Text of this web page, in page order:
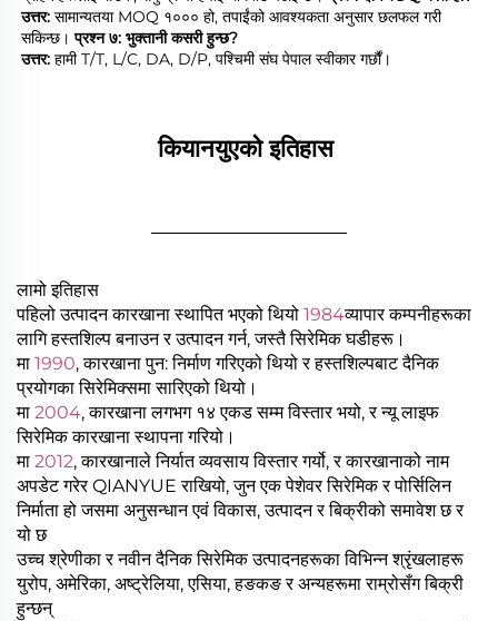
उत्तर: सामान्यतया MOQ १००० हो, तपाईंको आवश्यकता अनुसार छलफल गरी
सकिन्छ। प्रश्न ७: भुक्तानी कसरी हुन्छ?
उत्तर: हामी T/T, L/C, DA, D/P, पश्चिमी संघ पेपाल स्वीकार गर्छौं।
कियानयुएको इतिहास
लामो इतिहास
पहिलो उत्पादन कारखाना स्थापित भएको थियो 1984व्यापार कम्पनीहरूका
लागि हस्तशिल्प बनाउन र उत्पादन गर्न, जस्तै सिरेमिक घडीहरू।
मा 1990, कारखाना पुन: निर्माण गरिएको थियो र हस्तशिल्पबाट दैनिक
प्रयोगका सिरेमिक्समा सारिएको थियो।
मा 2004, कारखाना लगभग १४ एकड सम्म विस्तार भयो, र न्यू लाइफ
सिरेमिक कारखाना स्थापना गरियो।
मा 2012, कारखानाले निर्यात व्यवसाय विस्तार गर्यो, र कारखानाको नाम
अपडेट गरेर QIANYUE राखियो, जुन एक पेशेवर सिरेमिक र पोर्सिलिन
निर्माता हो जसमा अनुसन्धान एवं विकास, उत्पादन र बिक्रीको समावेश छ र
यो छ
उच्च श्रेणीका र नवीन दैनिक सिरेमिक उत्पादनहरूका विभिन्न श्रृंखलाहरू
युरोप, अमेरिका, अष्ट्रेलिया, एसिया, हङकङ र अन्यहरूमा राम्रोसँग बिक्री
हुन्छन्